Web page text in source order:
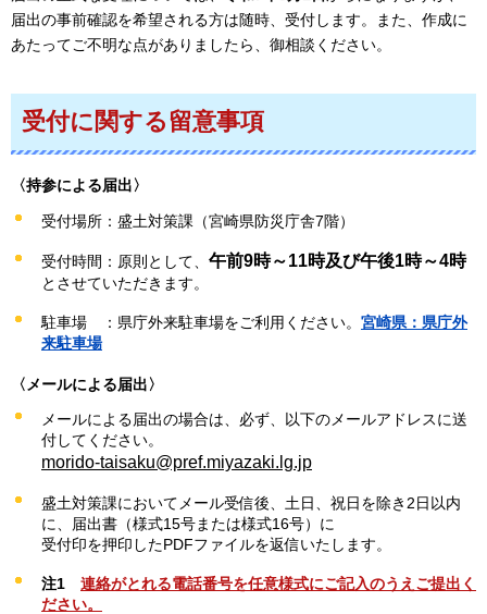
届出の事前確認を希望される方は随時、受付します。また、作成に
あたってご不明な点がありましたら、御相談ください。
受付に関する留意事項
〈持参による届出〉
受付場所：盛土対策課（宮崎県防災庁舎7階）
受付時間：原則として、 午前9時～11時及び午後1時～4時
とさせていただきます。
駐車場 ：県庁外来駐車場をご利用ください。 宮崎県：県庁外
来駐車場
〈メールによる届出〉
メールによる届出の場合は、必ず、以下のメールアドレスに送
付してください。
morido-taisaku@pref.miyazaki.lg.jp
盛土対策課においてメール受信後、土日、祝日を除き2日以内
に、届出書（様式15号または様式16号）に
受付印を押印したPDFファイルを返信いたします。
注1
連絡がとれる電話番号を任意様式にご記入のうえご提出く
ださい。